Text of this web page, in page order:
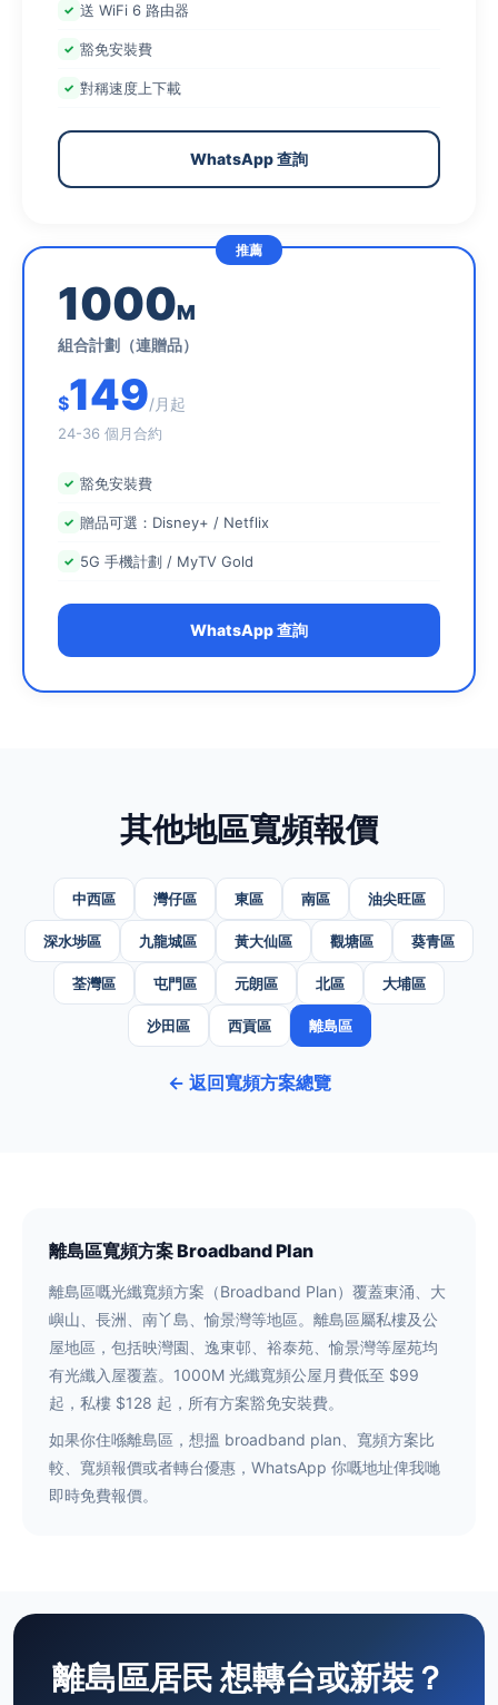
送 WiFi 6 路由器
豁免安裝費
對稱速度上下載
WhatsApp 查詢
1000M
組合計劃（連贈品）
$149/月起
24-36 個月合約
豁免安裝費
贈品可選：Disney+ / Netflix
5G 手機計劃 / MyTV Gold
WhatsApp 查詢
其他地區寬頻報價
中西區 灣仔區 東區 南區 油尖旺區
深水埗區 九龍城區 黃大仙區 觀塘區 葵青區
荃灣區 屯門區 元朗區 北區 大埔區
沙田區 西貢區 離島區
← 返回寬頻方案總覽
離島區寬頻方案 Broadband Plan
離島區嘅光纖寬頻方案（Broadband Plan）覆蓋東涌、大
嶼山、長洲、南丫島、愉景灣等地區。離島區屬私樓及公
屋地區，包括映灣園、逸東邨、裕泰苑、愉景灣等屋苑均
有光纖入屋覆蓋。1000M 光纖寬頻公屋月費低至 $99
起，私樓 $128 起，所有方案豁免安裝費。
如果你住喺離島區，想搵 broadband plan、寬頻方案比
較、寬頻報價或者轉台優惠，WhatsApp 你嘅地址俾我哋
即時免費報價。
離島區居民 想轉台或新裝？